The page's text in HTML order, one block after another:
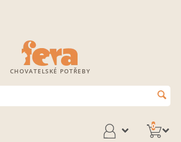
CHOVATELSKÉ POTŘEBY
0